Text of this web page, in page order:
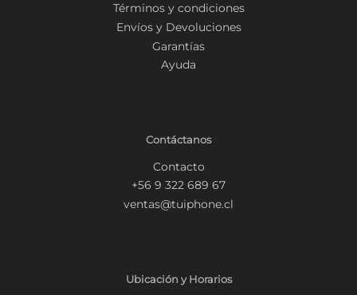
Términos y condiciones
Envíos y Devoluciones
Garantías
Ayuda
Contáctanos
Contacto
+56 9 322 689 67
ventas@tuiphone.cl
Ubicación y Horarios